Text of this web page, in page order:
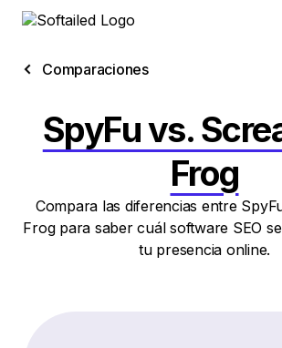
Comparaciones
SpyFu vs.
Frog
Compara las diferencias entre
Frog para saber cuál software SEO
tu presencia online.